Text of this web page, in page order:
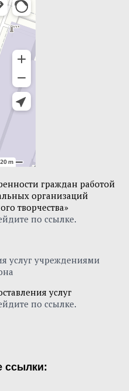
граждан работой
организаций
творчества»
по ссылке.
услуг
по ссылке.
ссылки: